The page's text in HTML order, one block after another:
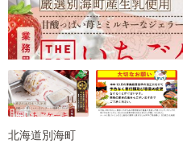
北海道別海町